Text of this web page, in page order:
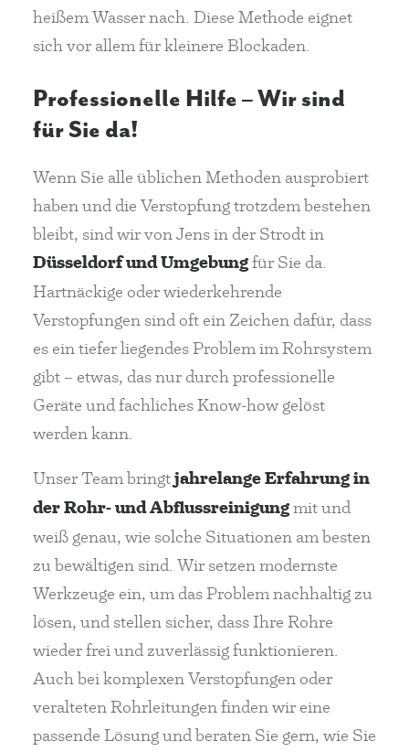
heißem Wasser nach. Diese Methode eignet
sich vor allem für kleinere Blockaden.
Professionelle Hilfe – Wir sind
für Sie da!
Wenn Sie alle üblichen Methoden ausprobiert
haben und die Verstopfung trotzdem bestehen
bleibt, sind wir von Jens in der Strodt in
Düsseldorf und Umgebungfür Sie da.
Hartnäckige oder wiederkehrende
Verstopfungen sind oft ein Zeichen dafür, dass
es ein tiefer liegendes Problem im Rohrsystem
gibt – etwas, das nur durch professionelle
Geräte und fachliches Know-how gelöst
werden kann.
Unser Team bringtjahrelange Erfahrung in
der Rohr- und Abflussreinigungmit und
weiß genau, wie solche Situationen am besten
zu bewältigen sind. Wir setzen modernste
Werkzeuge ein, um das Problem nachhaltig zu
lösen, und stellen sicher, dass Ihre Rohre
wieder frei und zuverlässig funktionieren.
Auch bei komplexen Verstopfungen oder
veralteten Rohrleitungen finden wir eine
passende Lösung und beraten Sie gern, wie Sie